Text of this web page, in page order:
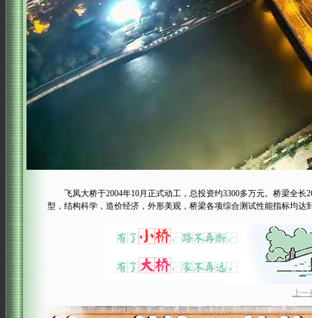
飞凤大桥于2004年10月正式动工，总投资约3300多万元。桥梁全长
型，结构科学，造价经济，外形美观，桥梁各项综合测试性能指标均达
上一